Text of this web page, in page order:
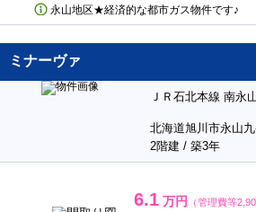
永山地区★経済的な都市ガス物件です♪
ミナーヴァ
ＪＲ石北本線 南永
北海道旭川市永山
2階建 / 築3年
6.1 万円 （管理費等